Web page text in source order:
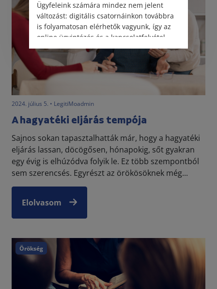
2024. július 5. • LegitiMoadmin
A hagyatéki eljárás tempója
Sajnos sokan tapasztalhatták már, hogy a hagyatéki
eljárás lassan, döcögősen, hónapokig, sőt gyakran
egy évig is elhúzódva folyik le. Ez több szempontból
sem szerencsés. Egyrészt az örökösöknek még...
Elolvasom
Örökség
Ügyfeleink számára mindez nem jelent
változást: digitális csatornáinkon továbbra
is folyamatosan elérhetők vagyunk, így az
online ügyintézés és a kapcsolatfelvétel
változatlanul biztosított.